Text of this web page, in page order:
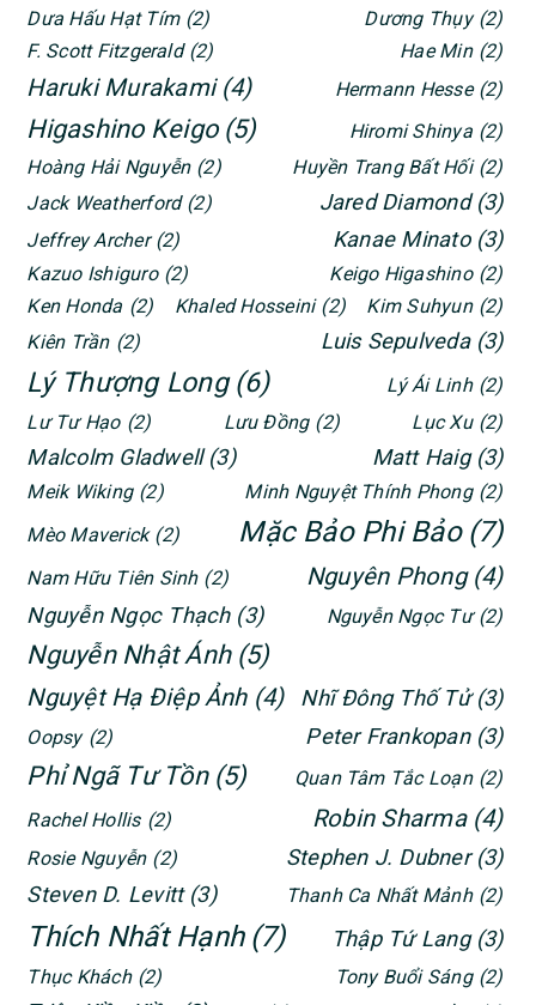
Dưa Hấu Hạt Tím (2) Dương Thụy (2)
F. Scott Fitzgerald (2) Hae Min (2)
Haruki Murakami (4) Hermann Hesse (2)
Higashino Keigo (5) Hiromi Shinya (2)
Hoàng Hải Nguyễn (2) Huyền Trang Bất Hối (2)
Jack Weatherford (2) Jared Diamond (3)
Jeffrey Archer (2) Kanae Minato (3)
Kazuo Ishiguro (2) Keigo Higashino (2)
Ken Honda (2) Khaled Hosseini (2) Kim Suhyun (2)
Kiên Trần (2) Luis Sepulveda (3)
Lý Thượng Long (6) Lý Ái Linh (2)
Lư Tư Hạo (2) Lưu Đồng (2) Lục Xu (2)
Malcolm Gladwell (3) Matt Haig (3)
Meik Wiking (2) Minh Nguyệt Thính Phong (2)
Mèo Maverick (2) Mặc Bảo Phi Bảo (7)
Nam Hữu Tiên Sinh (2) Nguyên Phong (4)
Nguyễn Ngọc Thạch (3) Nguyễn Ngọc Tư (2)
Nguyễn Nhật Ánh (5)
Nguyệt Hạ Điệp Ảnh (4) Nhĩ Đông Thố Tử (3)
Oopsy (2) Peter Frankopan (3)
Phỉ Ngã Tư Tồn (5) Quan Tâm Tắc Loạn (2)
Rachel Hollis (2) Robin Sharma (4)
Rosie Nguyễn (2) Stephen J. Dubner (3)
Steven D. Levitt (3) Thanh Ca Nhất Mảnh (2)
Thích Nhất Hạnh (7) Thập Tứ Lang (3)
Thục Khách (2) Tony Buổi Sáng (2)